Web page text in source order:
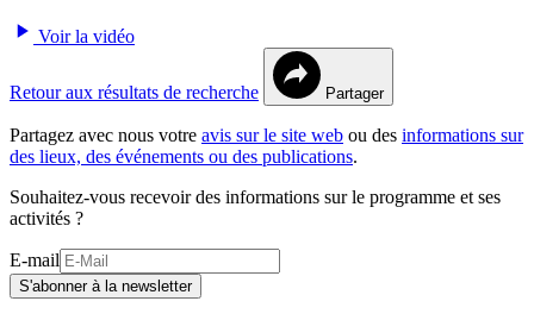
Voir la vidéo
Retour aux résultats de recherche Partager
Partagez avec nous votre avis sur le site web ou des informations sur
des lieux, des événements ou des publications.
Souhaitez-vous recevoir des informations sur le programme et ses
activités ?
E-mail
S'abonner à la newsletter